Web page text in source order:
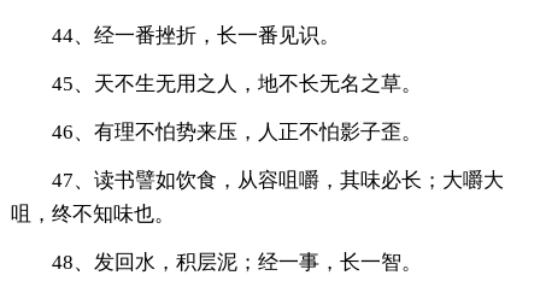
44、经一番挫折，长一番见识。
45、天不生无用之人，地不长无名之草。
46、有理不怕势来压，人正不怕影子歪。
47、读书譬如饮食，从容咀嚼，其味必长；大嚼大
咀，终不知味也。
48、发回水，积层泥；经一事，长一智。